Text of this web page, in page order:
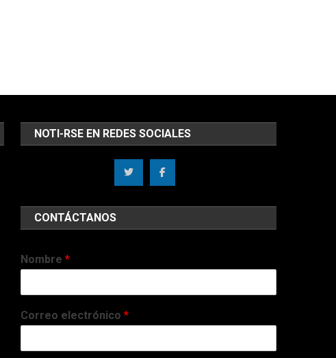
NOTI-RSE EN REDES SOCIALES
CONTÁCTANOS
Nombre *
Correo electrónico *